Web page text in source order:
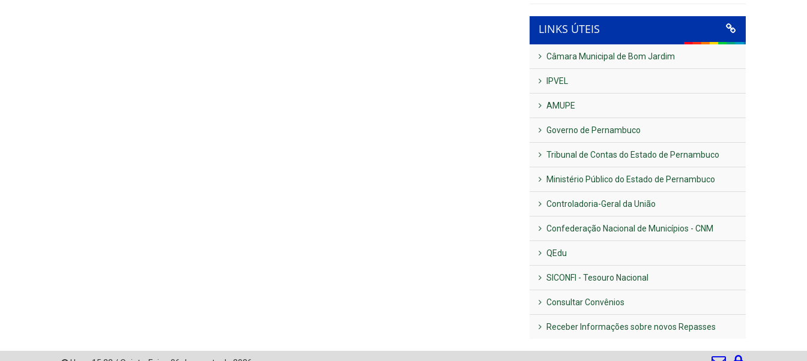
LINKS ÚTEIS
Câmara Municipal de Bom Jardim
IPVEL
AMUPE
Governo de Pernambuco
Tribunal de Contas do Estado de Pernambuco
Ministério Público do Estado de Pernambuco
Controladoria-Geral da União
Confederação Nacional de Municípios - CNM
QEdu
SICONFI - Tesouro Nacional
Consultar Convênios
Receber Informações sobre novos Repasses